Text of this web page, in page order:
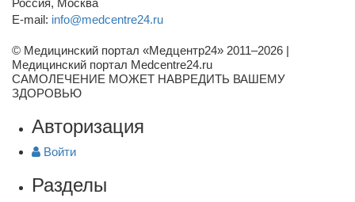
E-mail: info@medcentre24.ru
© Медицинский портал «Медцентр24» 2011–2026 |
Медицинский портал Medcentre24.ru
САМОЛЕЧЕНИЕ МОЖЕТ НАВРЕДИТЬ ВАШЕМУ
ЗДОРОВЬЮ
Авторизация
Войти
Разделы